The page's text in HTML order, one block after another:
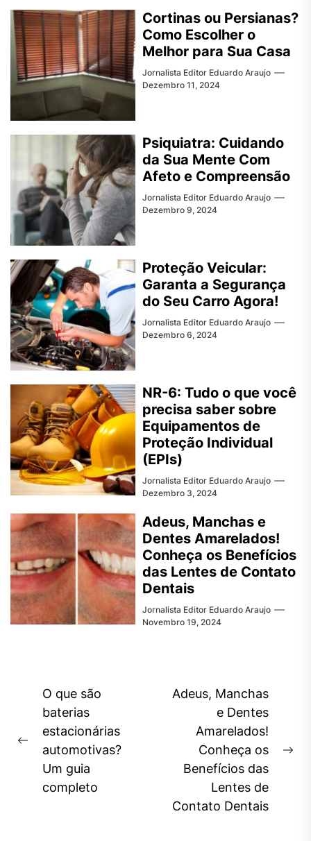
Cortinas ou Persianas?
Como Escolher o
Melhor para Sua Casa
Jornalista Editor Eduardo Araujo
Dezembro 11, 2024
Psiquiatra: Cuidando
da Sua Mente Com
Afeto e Compreensão
Jornalista Editor Eduardo Araujo
Dezembro 9, 2024
Proteção Veicular:
Garanta a Segurança
do Seu Carro Agora!
Jornalista Editor Eduardo Araujo
Dezembro 6, 2024
NR-6: Tudo o que você
precisa saber sobre
Equipamentos de
Proteção Individual
(EPIs)
Jornalista Editor Eduardo Araujo
Dezembro 3, 2024
Adeus, Manchas e
Dentes Amarelados!
Conheça os Benefícios
das Lentes de Contato
Dentais
Jornalista Editor Eduardo Araujo
Novembro 19, 2024
Navegação
Post
Previous
post:
O que são
baterias
estacionárias
automotivas?
Um guia
completo
Adeus, Manchas
e Dentes
Amarelados!
Conheça os
Benefícios das
Lentes de
Contato Dentais